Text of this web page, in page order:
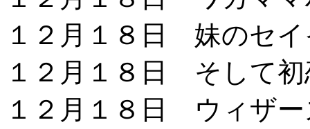
１２月１８日 妹のセ
１２月１８日 そして
１２月１８日 ウィザ